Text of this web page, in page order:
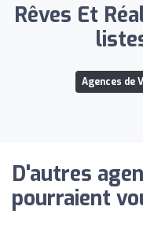
Rêves Et
Agences de
D'autres
pourraient